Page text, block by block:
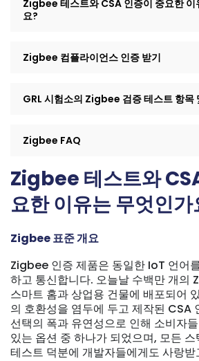
Zigbee 테스트와 CSA 인증이 중요한 이
요?
Zigbee 컴플라이언스 인증 받기
GRL 시험소의 Zigbee 검증 테스트 항목
Zigbee FAQ
Zigbee 테스트와
요한 이유는 무엇인가
Zigbee 표준 개요
Zigbee 인증 제품은 동일한 IoT 언어
하고 통신합니다. 오늘날 수백만 개의
스마트 홈과 상업용 건물에 배포되어
의 호환성을 염두에 두고 제작된 CSA
선택의 폭과 유연성으로 인해 소비자
있는 옵션 중 하나가 되었으며, 모든
테스트 덕분에 개발자들에게도 사랑받